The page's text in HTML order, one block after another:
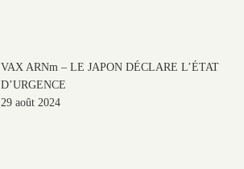
VAX ARNm – LE JAPON DÉCLARE L’ÉTAT
D’URGENCE
29 août 2024